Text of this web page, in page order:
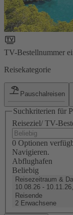
TV-Bestellnummer
Reisekategorie
Pauschalreisen
Suchkriterien für
Reiseziel/ TV-
0 Optionen
Navigieren.
Abflughafen
Beliebig
Reisezeitraum &
10.08.26 -
Reisende
2 Erwachsene